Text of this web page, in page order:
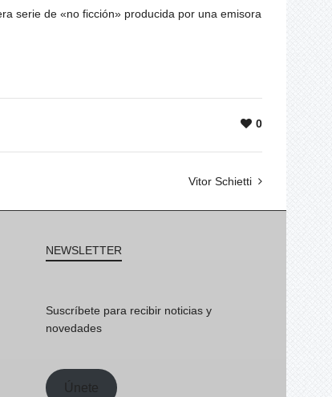
serie de «no ficción» producida por una emisora
0
Vitor Schietti
NEWSLETTER
Suscríbete para recibir noticias y
novedades
Únete